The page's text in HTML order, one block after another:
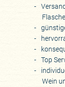
Top
Wein